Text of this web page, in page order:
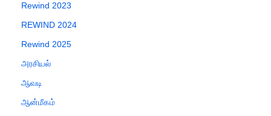
Rewind 2023
REWIND 2024
Rewind 2025
அரசியல்
ஆவடி
ஆன்மீகம்